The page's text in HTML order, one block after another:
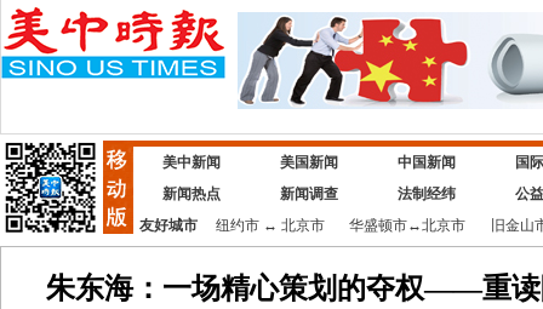
美中新闻 美国新闻 中国新闻
国
新闻热点
新闻调查 法制经纬
公
友好城市
纽约市↔ 北京市 华盛顿市↔北京市 旧金山
朱东海：一场精心策划的夺权——重